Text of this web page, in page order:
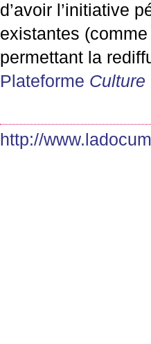
d’avoir l’initiative
existantes
permettant la
Plateforme Culture
http://